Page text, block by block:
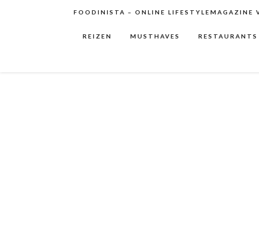
FOODINISTA – ONLINE LIFESTYLEMAGAZINE
REIZEN MUSTHAVES RESTAURANTS